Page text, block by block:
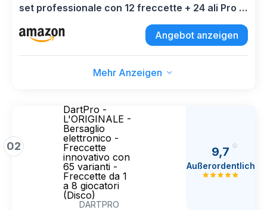
set professionale con 12 freccette + 24 ali Pro +
100 punte per freccette e accessori | E
Dartautomat per 1–8 giocatori con 427 varianti |
Angebot anzeigen
Mehr Anzeigen
02
DartPro -
L'ORIGINALE -
Bersaglio
elettronico -
Freccette
innovativo con
65 varianti -
Freccette da 1
a 8 giocatori
(Disco)
DARTPRO
9,7
Außerordentlich